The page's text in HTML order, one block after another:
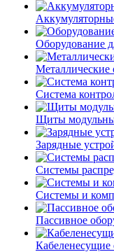
Оборудование
Металлические
Система
Щиты
Зарядные
Системы
Системы и
Пассивное
Кабеленесущие